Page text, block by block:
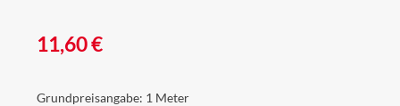
Regulärer Preis:
11,60 €
Grundpreisangabe: 1 Meter